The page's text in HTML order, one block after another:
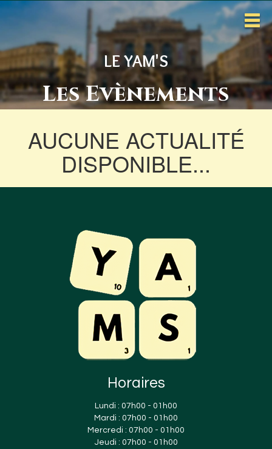
LE YAM'S
Les Evènements
AUCUNE ACTUALITÉ
DISPONIBLE...
Horaires
Lundi : 07h00 - 01h00
Mardi : 07h00 - 01h00
Mercredi : 07h00 - 01h00
Jeudi : 07h00 - 01h00